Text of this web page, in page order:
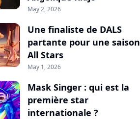
May 2, 2026
Une finaliste de DALS
partante pour une saison
All Stars
May 1, 2026
Mask Singer : qui est la
première star
internationale ?